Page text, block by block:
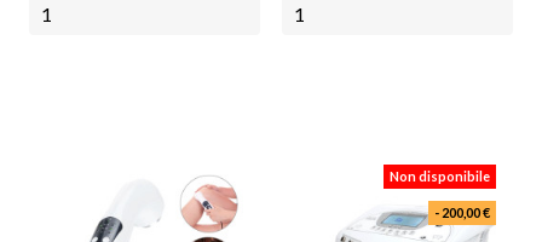
Non disponibile
- 200,00 €